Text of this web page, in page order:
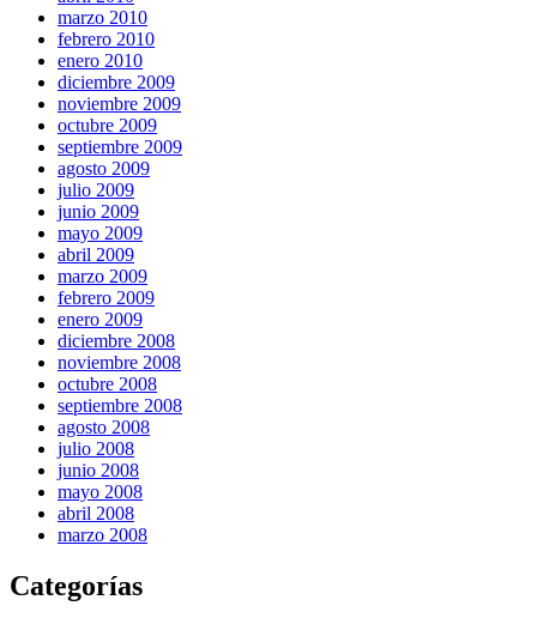
marzo 2010
febrero 2010
enero 2010
diciembre 2009
noviembre 2009
octubre 2009
septiembre 2009
agosto 2009
julio 2009
junio 2009
mayo 2009
abril 2009
marzo 2009
febrero 2009
enero 2009
diciembre 2008
noviembre 2008
octubre 2008
septiembre 2008
agosto 2008
julio 2008
junio 2008
mayo 2008
abril 2008
marzo 2008
Categorías